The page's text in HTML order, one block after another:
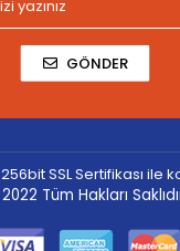
GÖNDER
SSL Sertifikası ile
Tüm Hakları